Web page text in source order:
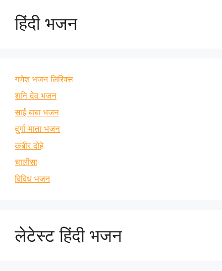
हिंदी भजन
गणेश भजन लिरिक्स
शनि देव भजन
साई बाबा भजन
दुर्गा माता भजन
कबीर दोहे
चालीसा
विविध भजन
लेटेस्ट हिंदी भजन